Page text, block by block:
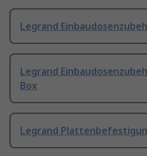
Legrand
Legrand
Box
Legrand